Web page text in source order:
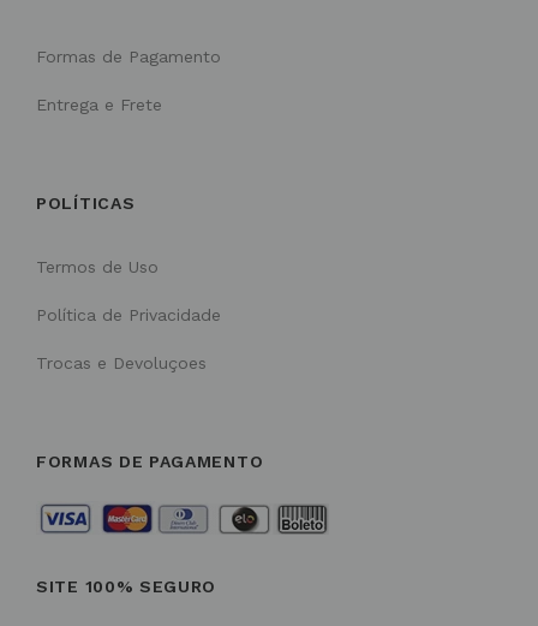
Formas de Pagamento
Entrega e Frete
POLÍTICAS
Termos de Uso
Política de Privacidade
Trocas e Devoluçoes
FORMAS DE PAGAMENTO
SITE 100% SEGURO